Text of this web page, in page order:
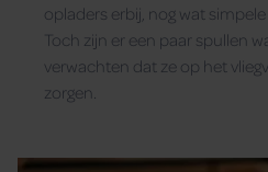
opladers erbij, nog wat
Toch zijn er een paar spullen
verwachten dat ze op het
zorgen.